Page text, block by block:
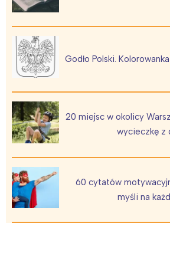
Godło Polski. Kolorowanka
20 miejsc w okolicy
wycieczkę z
60 cytatów
myśli na